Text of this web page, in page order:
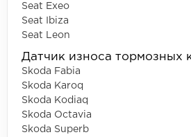
Seat Exeo
Seat Ibiza
Seat Leon
Датчик износа тормозных
Skoda Fabia
Skoda Karoq
Skoda Kodiaq
Skoda Octavia
Skoda Superb